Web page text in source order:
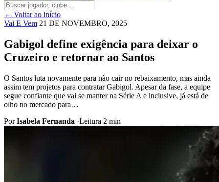
← Voltar ao início
Vai E Vem 21 DE NOVEMBRO, 2025
Gabigol define exigência para deixar o
Cruzeiro e retornar ao Santos
O Santos luta novamente para não cair no rebaixamento, mas ainda
assim tem projetos para contratar Gabigol. Apesar da fase, a equipe
segue confiante que vai se manter na Série A e inclusive, já está de
olho no mercado para…
PorIsabela Fernanda ·Leitura 2 min